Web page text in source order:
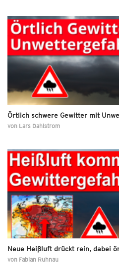
Örtlich schwere Gewitter mit
von Lars Dahlstrom
Neue Heißluft drückt rein, dabei
von Fabian Ruhnau